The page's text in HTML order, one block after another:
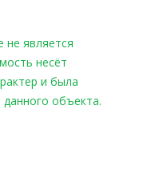
является
несёт
и была
объекта.